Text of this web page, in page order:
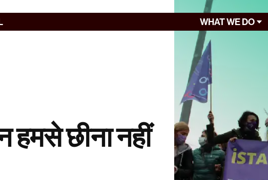
WHAT WE DO
छीना नहीं